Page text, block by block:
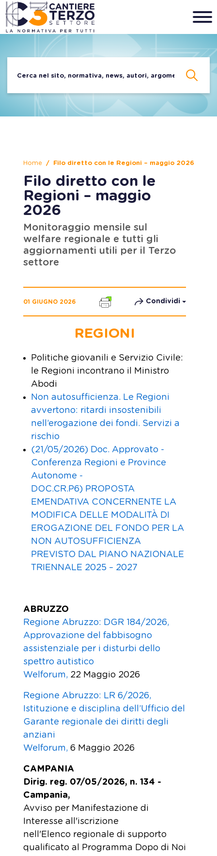
Home Filo diretto con le Regioni – maggio 2026
Filo diretto con le
Regioni – maggio
2026
Monitoraggio mensile sul
welfare regionale e tutti gli
aggiornamenti utili per il Terzo
settore
01 GIUGNO 2026 Condividi
REGIONI
Politiche giovanili e Servizio Civile:
le Regioni incontrano il Ministro
Abodi
Non autosufficienza. Le Regioni
avvertono: ritardi insostenibili
nell’erogazione dei fondi. Servizi a
rischio
(21/05/2026) Doc. Approvato -
Conferenza Regioni e Province
Autonome -
DOC.CR.P6) PROPOSTA
EMENDATIVA CONCERNENTE LA
MODIFICA DELLE MODALITÀ DI
EROGAZIONE DEL FONDO PER LA
NON AUTOSUFFICIENZA
PREVISTO DAL PIANO NAZIONALE
TRIENNALE 2025 – 2027
ABRUZZO
Regione Abruzzo: DGR 184/2026,
Approvazione del fabbisogno
assistenziale per i disturbi dello
spettro autistico
Welforum, 22 Maggio 2026
Regione Abruzzo: LR 6/2026,
Istituzione e disciplina dell’Ufficio del
Garante regionale dei diritti degli
anziani
Welforum, 6 Maggio 2026
CAMPANIA
Dirig. reg. 07/05/2026, n. 134 -
Campania,
Avviso per Manifestazione di
Interesse all'iscrizione
nell'Elenco regionale di supporto
qualificato al Programma Dopo di Noi